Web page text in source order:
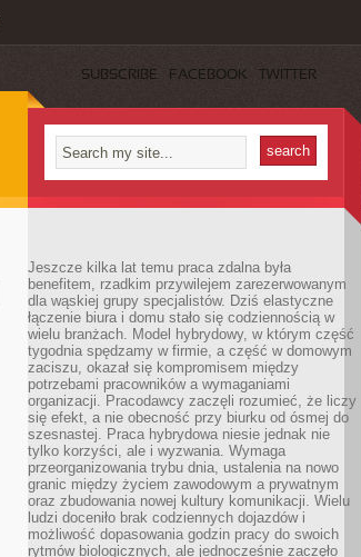
SUBSCRIBE FACEBOOK TWITTER
Jeszcze kilka lat temu praca zdalna była
benefitem, rzadkim przywilejem zarezerwowanym
dla wąskiej grupy specjalistów. Dziś elastyczne
łączenie biura i domu stało się codziennością w
wielu branżach. Model hybrydowy, w którym część
tygodnia spędzamy w firmie, a część w domowym
zaciszu, okazał się kompromisem między
potrzebami pracowników a wymaganiami
organizacji. Pracodawcy zaczęli rozumieć, że liczy
się efekt, a nie obecność przy biurku od ósmej do
szesnastej. Praca hybrydowa niesie jednak nie
tylko korzyści, ale i wyzwania. Wymaga
przeorganizowania trybu dnia, ustalenia na nowo
granic między życiem zawodowym a prywatnym
oraz zbudowania nowej kultury komunikacji. Wielu
ludzi doceniło brak codziennych dojazdów i
możliwość dopasowania godzin pracy do swoich
rytmów biologicznych, ale jednocześnie zaczęło